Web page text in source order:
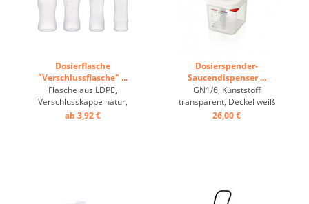
Dosierflasche
"Verschlussflasche" ...
Flasche aus LDPE,
Verschlusskappe natur,
Graduierung ...
ab 3,92 €
Dosierspender-
Saucendispenser ...
GN1/6, Kunststoff
transparent, Deckel weiß
mit Pumpe, Colorclip ...
26,00 €